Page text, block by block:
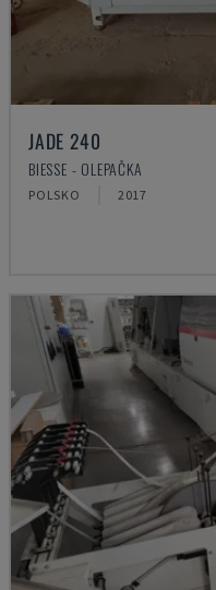
JADE 240
BIESSE - OLEPAČKA
POLSKO 2017